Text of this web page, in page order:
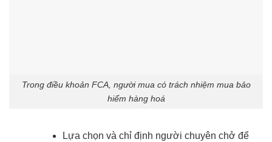
Trong điều khoản FCA, người mua có trách nhiệm mua bảo
hiểm hàng hoá
Lựa chọn và chỉ định người chuyên chở để